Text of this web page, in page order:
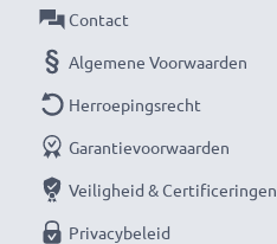
Contact
Algemene Voorwaarden
Herroepingsrecht
Garantievoorwaarden
Veiligheid & Certificeringen
Privacybeleid